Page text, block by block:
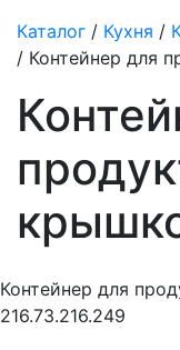
Каталог / Кухня /
/ Контейнер для
Контейнер для
216.73.216.249